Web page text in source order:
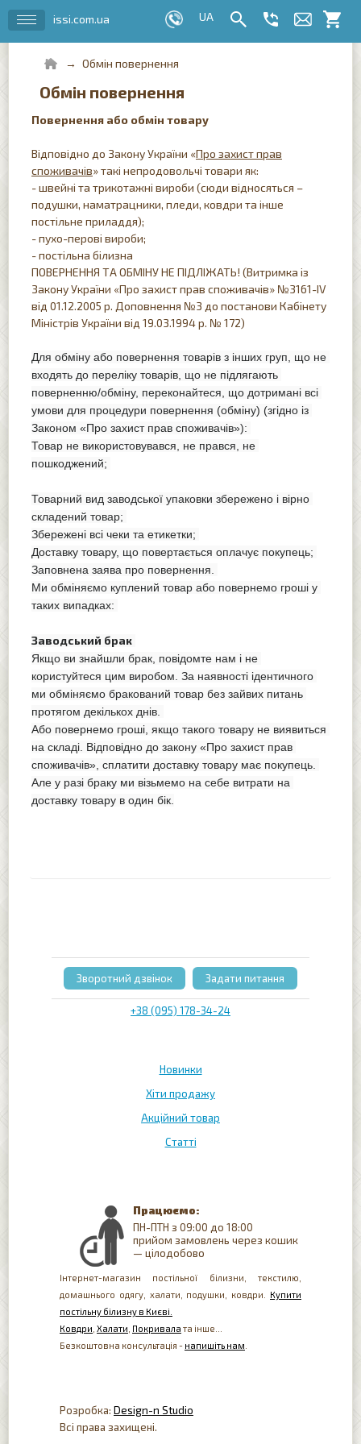
issi.com.ua
Обмін повернення
Обмін повернення
Повернення або обмін товару
Відповідно до Закону України «Про захист прав
споживачів» такі непродовольчі товари як:
- швейні та трикотажні вироби (сюди відносяться –
подушки, наматрацники, пледи, ковдри та інше
постільне приладдя);
- пухо-перові вироби;
- постільна білизна
ПОВЕРНЕННЯ ТА ОБМІНУ НЕ ПІДЛІЖАТЬ! (Витримка із
Закону України «Про захист прав споживачів» №3161-IV
від 01.12.2005 р. Доповнення №3 до постанови Кабінету
Міністрів України від 19.03.1994 р. № 172)
Для обміну або повернення товарів з інших груп, що не
входять до переліку товарів, що не підлягають
поверненню/обміну, переконайтеся, що дотримані всі
умови для процедури повернення (обміну) (згідно із
Законом «Про захист прав споживачів»):
Товар не використовувався, не прався, не
пошкоджений;
Товарний вид заводської упаковки збережено і вірно
складений товар;
Збережені всі чеки та етикетки;
Доставку товару, що повертається оплачує покупець;
Заповнена заява про повернення.
Ми обміняємо куплений товар або повернемо гроші у
таких випадках:
Заводський брак
Якщо ви знайшли брак, повідомте нам і не
користуйтеся цим виробом. За наявності ідентичного
ми обміняємо бракований товар без зайвих питань
протягом декількох днів.
Або повернемо гроші, якщо такого товару не виявиться
на складі. Відповідно до закону «Про захист прав
споживачів», сплатити доставку товару має покупець.
Але у разі браку ми візьмемо на себе витрати на
доставку товару в один бік.
Новинки
Хіти продажу
Акційний товар
Статті
+38 (095) 178-34-24
Зворотний дзвінок Задати питання
Працюємо:
ПН-ПТН з 09:00 до 18:00
прийом замовлень через кошик
— цілодобово
Інтернет-магазин постільної білизни, текстилю,
домашнього одягу, халати, подушки, ковдри. Купити
постільну білизну в Києві.
Ковдри Халати Покривала та інше...
Безкоштовна консультація - напишіть нам
Розробка: Design-n Studio
Всі права захищені.